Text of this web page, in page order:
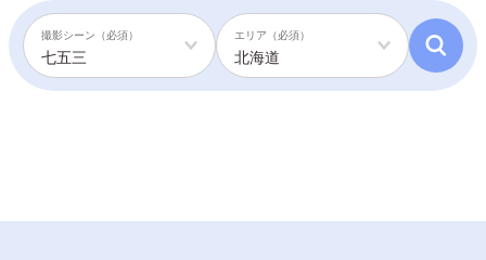
撮影シーン（必須）
七五三
エリア（必須）
北海道